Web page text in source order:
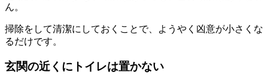
ん。
掃除をして清潔にしておくことで、ようやく凶意が小さくな
るだけです。
玄関の近くにトイレは置かない